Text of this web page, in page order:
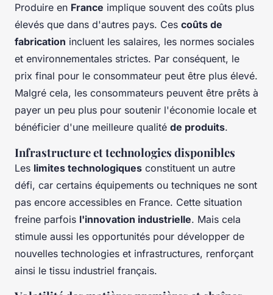
Produire en France implique souvent des coûts plus
élevés que dans d'autres pays. Ces coûts de
fabrication incluent les salaires, les normes sociales
et environnementales strictes. Par conséquent, le
prix final pour le consommateur peut être plus élevé.
Malgré cela, les consommateurs peuvent être prêts à
payer un peu plus pour soutenir l'économie locale et
bénéficier d'une meilleure qualité de produits.
Infrastructure et technologies disponibles
Les limites technologiques constituent un autre
défi, car certains équipements ou techniques ne sont
pas encore accessibles en France. Cette situation
freine parfois l'innovation industrielle. Mais cela
stimule aussi les opportunités pour développer de
nouvelles technologies et infrastructures, renforçant
ainsi le tissu industriel français.